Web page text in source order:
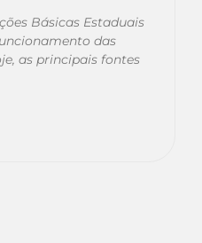
Básicas Estaduais
das
as principais fontes